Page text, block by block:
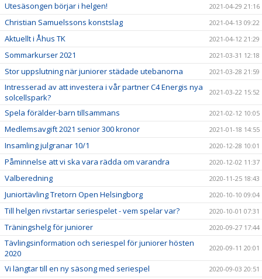
Utesäsongen börjar i helgen! 2021-04-29 21:16
Christian Samuelssons konstslag 2021-04-13 09:22
Aktuellt i Åhus TK 2021-04-12 21:29
Sommarkurser 2021 2021-03-31 12:18
Stor uppslutning när juniorer städade utebanorna 2021-03-28 21:59
Intresserad av att investera i vår partner C4 Energis nya
solcellspark?
2021-03-22 15:52
Spela förälder-barn tillsammans 2021-02-12 10:05
Medlemsavgift 2021 senior 300 kronor 2021-01-18 14:55
Insamling julgranar 10/1 2020-12-28 10:01
Påminnelse att vi ska vara rädda om varandra 2020-12-02 11:37
Valberedning 2020-11-25 18:43
Juniortävling Tretorn Open Helsingborg 2020-10-10 09:04
Till helgen rivstartar seriespelet - vem spelar var? 2020-10-01 07:31
Träningshelg för juniorer 2020-09-27 17:44
Tävlingsinformation och seriespel för juniorer hösten
2020
2020-09-11 20:01
Vi längtar till en ny säsong med seriespel 2020-09-03 20:51